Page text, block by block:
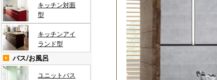
キッチン対面
型
キッチンアイ
ランド型
バス/お風呂
ユニットバス